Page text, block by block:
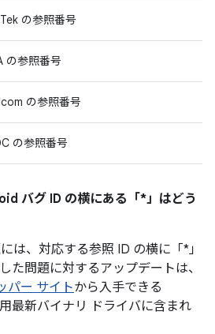
の参照番号
の参照番号
の参照番号
の参照番号
バグ ID の横にある「*」はどう
は、対応する参照 ID の横に「*」
た問題に対するアップデートは、
パー サイトから入手できる
最新バイナリ ドライバに含まれ